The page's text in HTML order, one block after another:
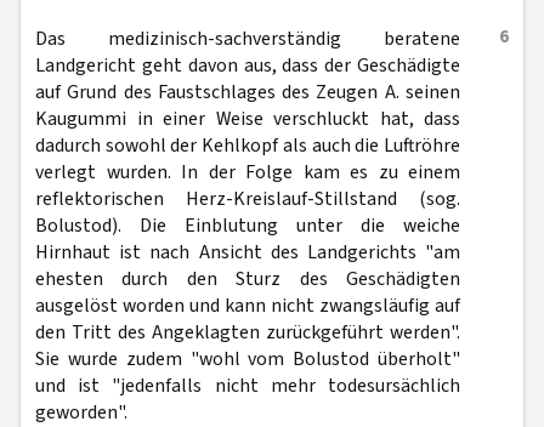
6
Das medizinisch-sachverständig beratene
Landgericht geht davon aus, dass der Geschädigte
auf Grund des Faustschlages des Zeugen A. seinen
Kaugummi in einer Weise verschluckt hat, dass
dadurch sowohl der Kehlkopf als auch die Luftröhre
verlegt wurden. In der Folge kam es zu einem
reflektorischen Herz-Kreislauf-Stillstand (sog.
Bolustod). Die Einblutung unter die weiche
Hirnhaut ist nach Ansicht des Landgerichts "am
ehesten durch den Sturz des Geschädigten
ausgelöst worden und kann nicht zwangsläufig auf
den Tritt des Angeklagten zurückgeführt werden".
Sie wurde zudem "wohl vom Bolustod überholt"
und ist "jedenfalls nicht mehr todesursächlich
geworden".